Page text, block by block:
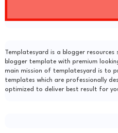
Templatesyard is a blogger
blogger template with premium
main mission of templatesyard is to
templates which are professionally
optimized to deliver best result for